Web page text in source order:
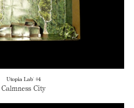
Utopia Lab' #4
Calmness City